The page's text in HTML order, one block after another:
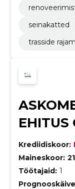
seinakatted
trasside
EHITUS
Krediidiskoor:
Maineskoor:
Töötajaid: 1